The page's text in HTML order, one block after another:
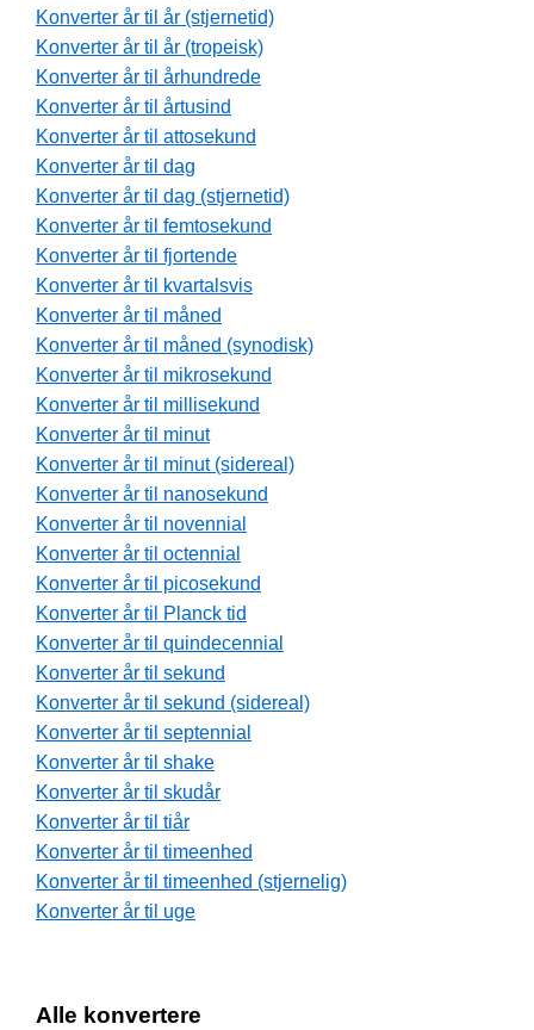
Konverter år til år (stjernetid)
Konverter år til år (tropeisk)
Konverter år til århundrede
Konverter år til årtusind
Konverter år til attosekund
Konverter år til dag
Konverter år til dag (stjernetid)
Konverter år til femtosekund
Konverter år til fjortende
Konverter år til kvartalsvis
Konverter år til måned
Konverter år til måned (synodisk)
Konverter år til mikrosekund
Konverter år til millisekund
Konverter år til minut
Konverter år til minut (sidereal)
Konverter år til nanosekund
Konverter år til novennial
Konverter år til octennial
Konverter år til picosekund
Konverter år til Planck tid
Konverter år til quindecennial
Konverter år til sekund
Konverter år til sekund (sidereal)
Konverter år til septennial
Konverter år til shake
Konverter år til skudår
Konverter år til tiår
Konverter år til timeenhed
Konverter år til timeenhed (stjernelig)
Konverter år til uge
Alle konvertere